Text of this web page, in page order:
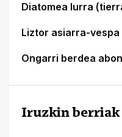
Diatomea lurra
Liztor asiarra-vespa
Ongarri berdea
Iruzkin berriak